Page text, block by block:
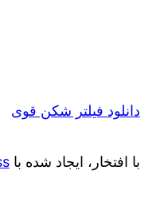
دانلود فیلتر شکن قوی
با افتخار، ایجاد شده با